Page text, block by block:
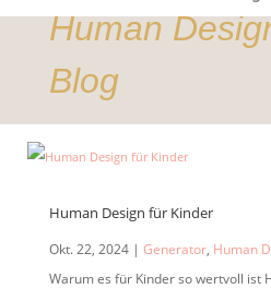
Human
Blog
Human Design für Kinder
Okt. 22, 2024| Generator, Human
Warum es für Kinder so wertvoll ist